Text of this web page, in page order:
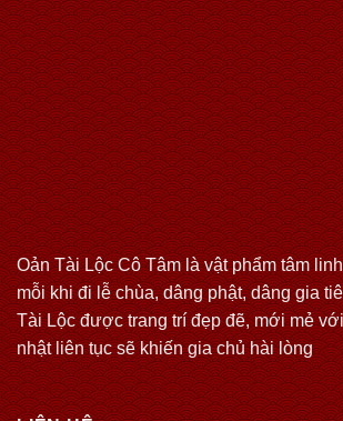
Oản Tài Lộc Cô Tâm là vật phẩm tâm
mỗi khi đi lễ chùa, dâng phật, dâng gia
Tài Lộc được trang trí đẹp đẽ, mới mẻ
nhật liên tục sẽ khiến gia chủ hài lòng